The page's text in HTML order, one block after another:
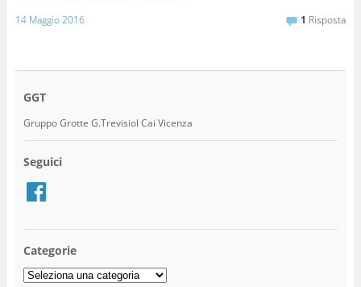
14 Maggio 2016 1 Risposta
GGT
Gruppo Grotte G.Trevisiol Cai Vicenza
Seguici
Facebook
Categorie
Categorie